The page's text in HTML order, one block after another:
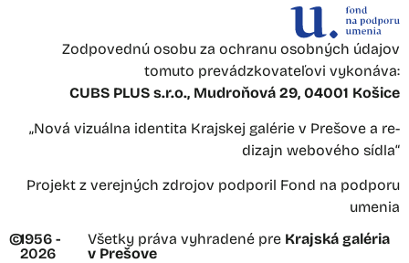
Zodpovednú osobu za ochranu osobných údajov
tomuto prevádzkovateľovi vykonáva:
CUBS PLUS s.r.o., Mudroňová 29, 04001 Košice
„Nová vizuálna identita Krajskej galérie v Prešove a re-
dizajn webového sídla“
Projekt z verejných zdrojov podporil Fond na podporu
umenia
©1956 -
2026
Všetky práva vyhradené pre Krajská galéria
v Prešove